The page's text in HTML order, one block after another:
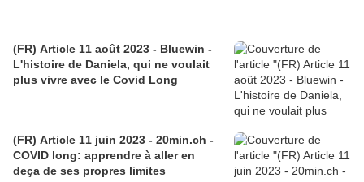
(FR) Article 11 août 2023 - Bluewin -
L'histoire de Daniela, qui ne voulait
plus vivre avec le Covid Long
(FR) Article 11 juin 2023 - 20min.ch -
COVID long: apprendre à aller en
deça de ses propres limites